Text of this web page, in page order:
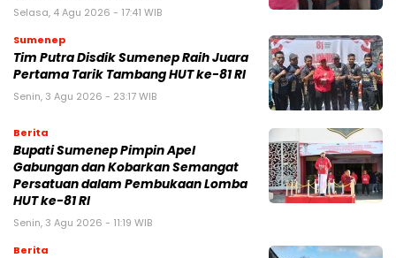
Selasa, 4 Agu 2026 - 17:41 WIB
Sumenep
Tim Putra Disdik Sumenep Raih Juara
Pertama Tarik Tambang HUT ke-81 RI
Senin, 3 Agu 2026 - 23:17 WIB
Berita
Bupati Sumenep Pimpin Apel
Gabungan dan Kobarkan Semangat
Persatuan dalam Pembukaan Lomba
HUT ke-81 RI
Senin, 3 Agu 2026 - 11:19 WIB
Berita